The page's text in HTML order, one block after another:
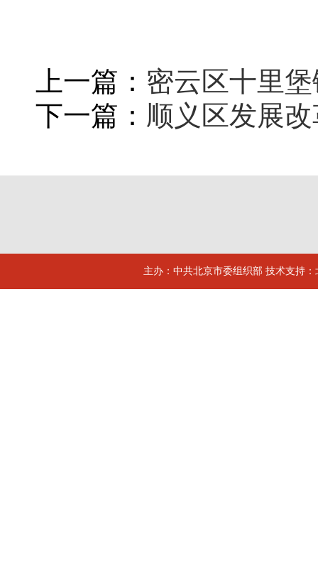
上一篇： 密云区十里
下一篇： 顺义区发展
主办：中共北京市委组织部 技术支持